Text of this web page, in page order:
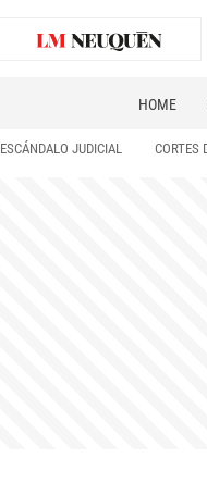
HOME
ESCÁNDALO JUDICIAL CORTES